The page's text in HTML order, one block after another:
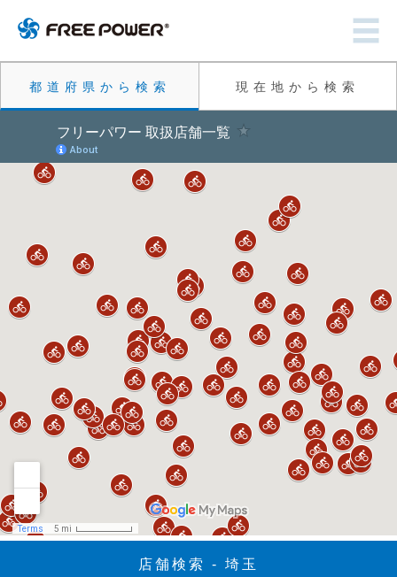
都道府県から検索 現在地から検索
店舗検索 - 埼玉